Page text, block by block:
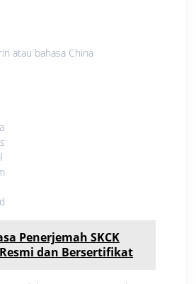
atau bahasa China
Penerjemah SKCK
dan Bersertifikat